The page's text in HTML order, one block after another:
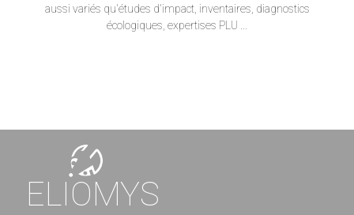
aussi variés qu'études d'impact, inventaires, diagnostics
écologiques, expertises PLU ...
ELIOMYS